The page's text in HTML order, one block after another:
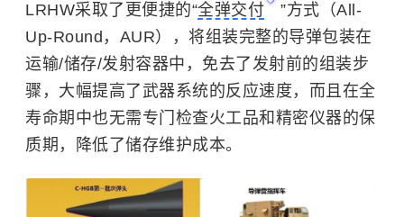
LRHW采取了更便捷的“全弹交付
”方式（All-
Up-Round，AUR），将组装完整的导弹包装在
运输/储存/发射容器中，免去了发射前的组装步
骤，大幅提高了武器系统的反应速度，而且在全
寿命期中也无需专门检查火工品和精密仪器的保
质期，降低了储存维护成本。